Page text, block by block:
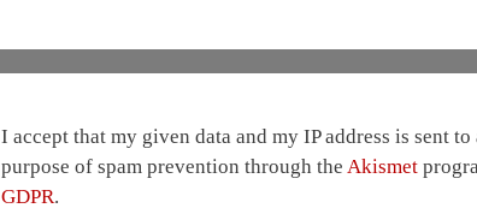
I accept that my given data and my IP address is sent
purpose of spam prevention through the Akismet
GDPR.